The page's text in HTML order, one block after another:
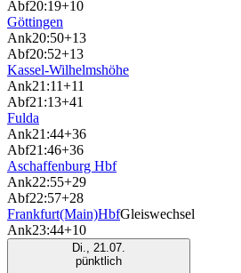
Abf20:19+10
Göttingen
Ank20:50+13
Abf20:52+13
Kassel-Wilhelmshöhe
Ank21:11+11
Abf21:13+41
Fulda
Ank21:44+36
Abf21:46+36
Aschaffenburg Hbf
Ank22:55+29
Abf22:57+28
Frankfurt(Main)HbfGleiswechsel
Ank23:44+10
Di., 21.07.
pünktlich